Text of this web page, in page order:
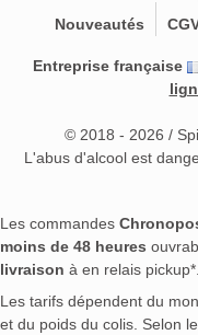
Nouveautés
Entreprise française
© 2018 - 2026 /
L'abus d'alcool est
Les commandes
moins de 48 heures
livraison à en relais pickup*.
Les tarifs dépendent du
et du poids du colis. Selon